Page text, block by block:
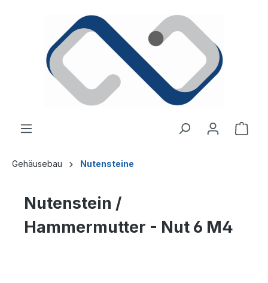
Gehäusebau Nutensteine
Nutenstein /
Hammermutter - Nut 6 M4